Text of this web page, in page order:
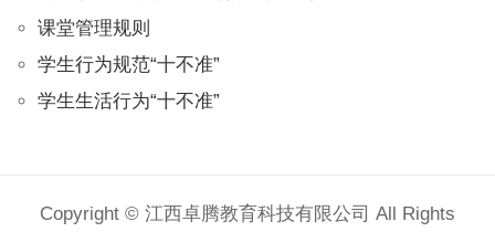
课堂管理规则
学生行为规范“十不准”
学生生活行为“十不准”
Copyright © 江西卓腾教育科技有限公司 All Rights